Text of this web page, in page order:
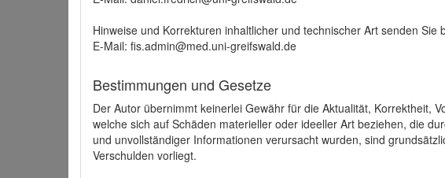
Hinweise und Korrekturen inhaltlicher und technischer Art senden Sie
E-Mail: fis.admin@med.uni-greifswald.de
Bestimmungen und Gesetze
Der Autor übernimmt keinerlei Gewähr für die Aktualität, Korrektheit,
welche sich auf Schäden materieller oder ideeller Art beziehen, die
und unvollständiger Informationen verursacht wurden, sind
Verschulden vorliegt.